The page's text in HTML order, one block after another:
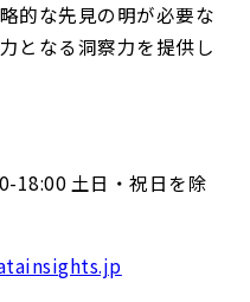
的な先見の明が必要な
となる洞察力を提供し
18:00 土日・祝日を除